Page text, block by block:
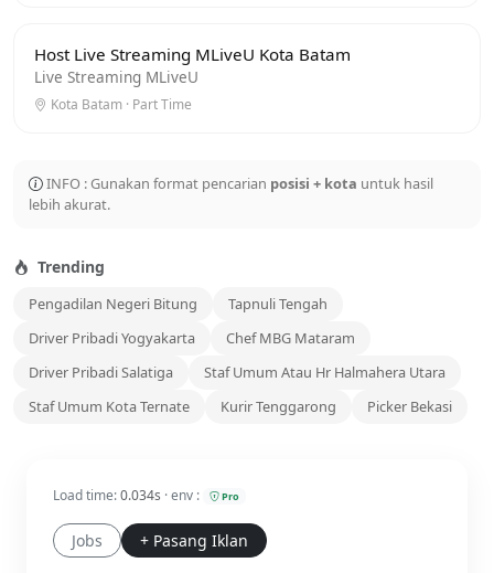
Host Live Streaming MLiveU Kota Batam
Live Streaming MLiveU
Kota Batam · Part Time
INFO : Gunakan format pencarian posisi + kota untuk hasil
lebih akurat.
Trending
Pengadilan Negeri Bitung
Tapnuli Tengah
Driver Pribadi Yogyakarta
Chef MBG Mataram
Driver Pribadi Salatiga
Staf Umum Atau Hr Halmahera Utara
Staf Umum Kota Ternate
Kurir Tenggarong Picker Bekasi
Load time:0.034s · env : Pro
Jobs + Pasang Iklan